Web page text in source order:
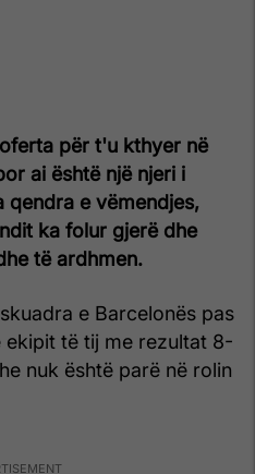
për t'u kthyer në
ai është një njeri i
qendra e vëmendjes,
ka folur gjerë dhe
të ardhmen.
e Barcelonës pas
ekipit të tij me rezultat 8-
nuk është parë në rolin